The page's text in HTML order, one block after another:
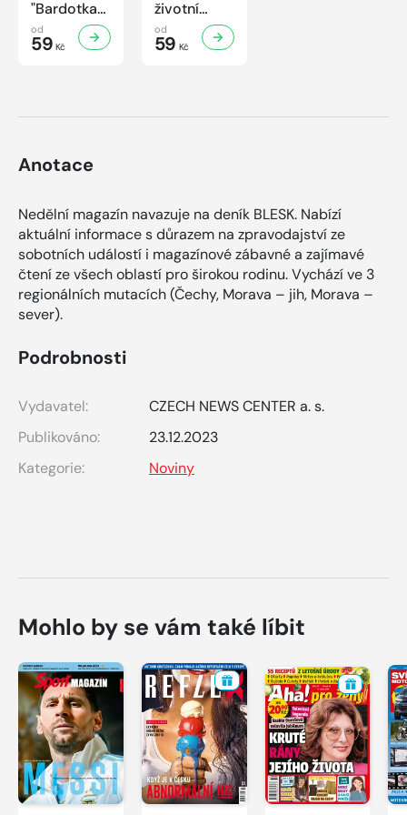
"Bardotka"
Jana
Brejchová
Mezi slávou
od
59 Kč
životní
příběh
sympaťáka
českého
od
59 Kč
Anotace
Nedělní magazín navazuje na deník BLESK. Nabízí
aktuální informace s důrazem na zpravodajství ze
sobotních událostí i magazínové zábavné a zajímavé
čtení ze všech oblastí pro širokou rodinu. Vychází ve 3
regionálních mutacích (Čechy, Morava – jih, Morava –
sever).
Podrobnosti
Vydavatel:
CZECH NEWS CENTER a. s.
Publikováno:
23.12.2023
Kategorie:
Noviny
Mohlo by se vám také líbit